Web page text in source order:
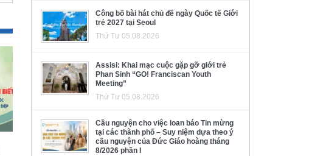
Công bố bài hát chủ đề ngày Quốc tế Giới
trẻ 2027 tại Seoul
Thứ Tư 05.08.2026
Assisi: Khai mạc cuộc gặp gỡ giới trẻ
Phan Sinh “GO! Franciscan Youth
Meeting”
Thứ Tư 05.08.2026
Cầu nguyện cho việc loan báo Tin mừng
tại các thành phố – Suy niệm dựa theo ý
cầu nguyện của Đức Giáo hoàng tháng
8/2026 phần I